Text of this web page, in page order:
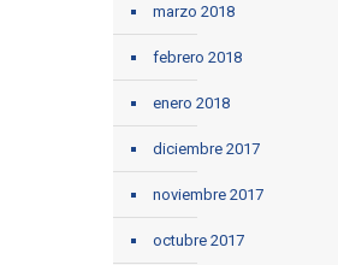
marzo 2018
febrero 2018
enero 2018
diciembre 2017
noviembre 2017
octubre 2017